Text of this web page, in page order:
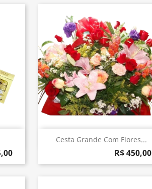
Cesta Grande Com Flores...
R$ 450,00
Visualização rápida